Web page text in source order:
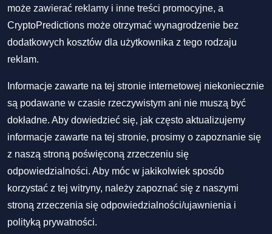
może zawierać reklamy i inne treści promocyjne, a
CryptoPredictions może otrzymać wynagrodzenie bez
dodatkowych kosztów dla użytkownika z tego rodzaju
reklam.
Informacje zawarte na tej stronie internetowej niekoniecznie
są podawane w czasie rzeczywistym ani nie muszą być
dokładne. Aby dowiedzieć się, jak często aktualizujemy
informacje zawarte na tej stronie, prosimy o zapoznanie się
z naszą stroną poświęconą zrzeczeniu się
odpowiedzialności. Aby móc w jakikolwiek sposób
korzystać z tej witryny, należy zapoznać się z naszymi
stroną zrzeczenia się odpowiedzialności/ujawnienia i
polityką prywatności.